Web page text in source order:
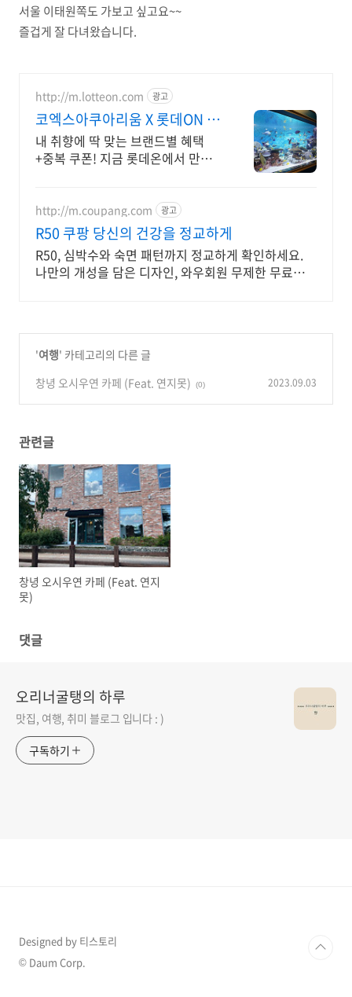
서울 이태원쪽도 가보고 싶고요~~
즐겁게 잘 다녀왔습니다.
http://m.lotteon.com 광고
코엑스아쿠아리움 X 롯데ON 첫
구매 최대 5천원 혜택!
내 취향에 딱 맞는 브랜드별 혜택
+중복 쿠폰! 지금 롯데온에서 만나
http://m.coupang.com 광고
R50 쿠팡 당신의 건강을 정교하게
R50, 심박수와 숙면 패턴까지 정교하게 확인하세요.
나만의 개성을 담은 디자인, 와우회원 무제한 무료배송
'여행' 카테고리의 다른 글
창녕 오시우연 카페 (Feat. 연지못)
(0) 2023.09.03
관련글
창녕 오시우연 카페 (Feat. 연지
못)
댓글
오리너굴탱의 하루
맛집, 여행, 취미 블로그 입니다 : )
구독하기
Designed by 티스토리
© Daum Corp.